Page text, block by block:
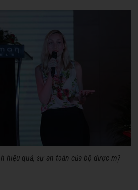
hiệu quả, sự an toàn của bộ dược mỹ